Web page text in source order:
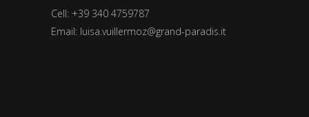
Cell: +39 340 4759787
Email: luisa.vuillermoz@grand-paradis.it